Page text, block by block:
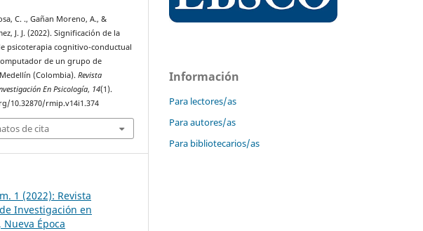
C. ., Gañan Moreno, A., &
J. J. (2022). Significación de la
psicoterapia cognitivo-conductual
de un grupo de
(Colombia).Revista
En Psicología, 14(1).
10.32870/rmip.v14i1.374
de cita
1 (2022): Revista
Investigación en
Nueva Época
Información
Para lectores/as
Para autores/as
Para bibliotecarios/as